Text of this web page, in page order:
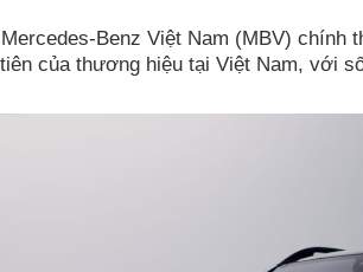
Mercedes-Benz Việt Nam (MBV) chính
của thương hiệu tại Việt Nam, với